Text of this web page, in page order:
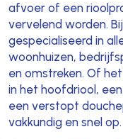
afvoer of een
vervelend worden.
gespecialiseerd in
woonhuizen,
en omstreken. Of
in het hoofdriool,
een verstopt
vakkundig en snel op.